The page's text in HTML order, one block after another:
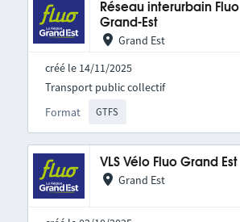
Réseau interurbain Fluo
Grand-Est
Grand Est
créé le 14/11/2025
Format GTFS
Transport public collectif
VLS Vélo Fluo Grand Est
Grand Est